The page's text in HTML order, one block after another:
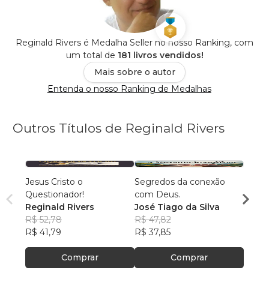
Reginald Rivers é Medalha Seller no nosso Ranking, com
um total de 181 livros vendidos!
Mais sobre o autor
Entenda o nosso Ranking de Medalhas
Outros Títulos de Reginald Rivers
Jesus Cristo o
Questionador!
Reginald Rivers
R$ 52,78
R$ 41,79
Comprar
Segredos da conexão
com Deus.
José Tiago da Silva
R$ 47,82
R$ 37,85
Comprar
José
R$